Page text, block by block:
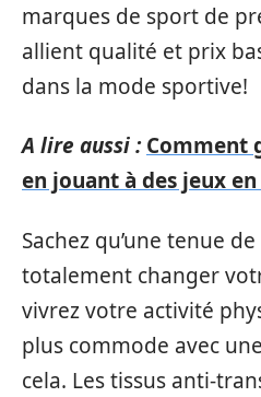
marques de sport de
allient qualité et prix
dans la mode sportive!
A lire aussi : Comment
en jouant à des jeux
Sachez qu’une tenue
totalement changer
vivrez votre activité
plus commode avec
cela. Les tissus anti-